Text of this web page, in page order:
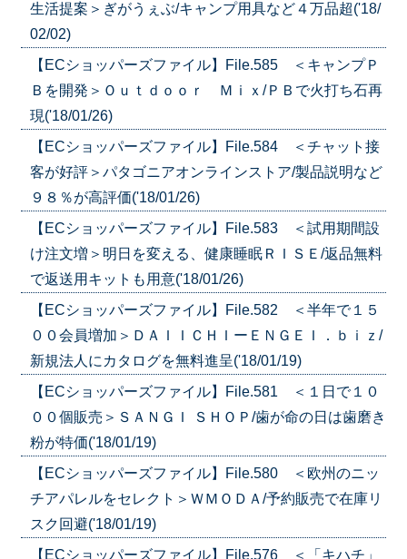
生活提案＞ぎがうぇぶ/キャンプ用具など４万品超('18/
02/02)
【ECショッパーズファイル】File.585 ＜キャンプＰ
Ｂを開発＞Ｏｕｔｄｏｏｒ Ｍｉｘ/ＰＢで火打ち石再
現('18/01/26)
【ECショッパーズファイル】File.584 ＜チャット接
客が好評＞パタゴニアオンラインストア/製品説明など
９８％が高評価('18/01/26)
【ECショッパーズファイル】File.583 ＜試用期間設
け注文増＞明日を変える、健康睡眠ＲＩＳＥ/返品無料
で返送用キットも用意('18/01/26)
【ECショッパーズファイル】File.582 ＜半年で１５
００会員増加＞ＤＡＩＩＣＨＩーＥＮＧＥＩ．ｂｉｚ/
新規法人にカタログを無料進呈('18/01/19)
【ECショッパーズファイル】File.581 ＜１日で１０
００個販売＞ＳＡＮＧＩ ＳＨＯＰ/歯が命の日は歯磨き
粉が特価('18/01/19)
【ECショッパーズファイル】File.580 ＜欧州のニッ
チアパレルをセレクト＞ＷＭＯＤＡ/予約販売で在庫リ
スク回避('18/01/19)
【ECショッパーズファイル】File.576 ＜「キハチ」